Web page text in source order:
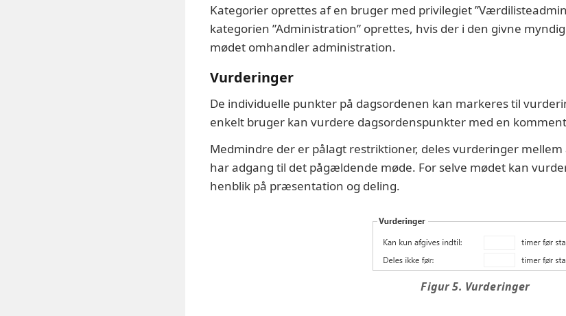
Kategorier oprettes af en bruger med privilegiet
kategorien ”Administration” oprettes, hvis der i den givne
mødet omhandler administration.
Vurderinger
De individuelle punkter på dagsordenen kan markeres til
enkelt bruger kan vurdere dagsordenspunkter med en
Medmindre der er pålagt restriktioner, deles vurderinger
har adgang til det pågældende møde. For selve mødet kan
henblik på præsentation og deling.
Figur 5. Vurderinger